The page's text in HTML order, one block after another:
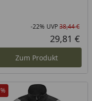
Preis
-22% UVP38,44 €
29,81 €
Zum Produkt